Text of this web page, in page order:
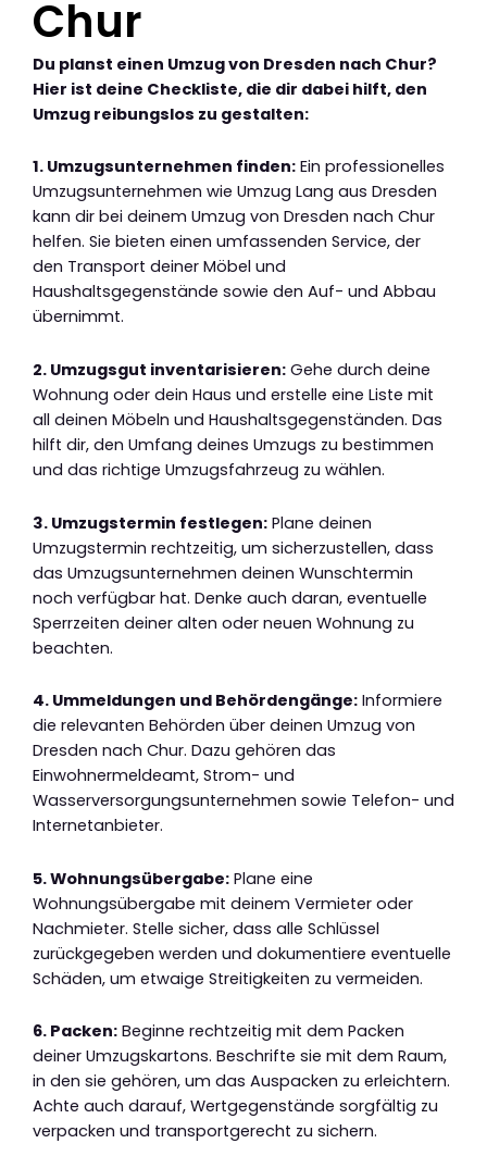
Chur
Du planst einen Umzug von Dresden nach Chur?
Hier ist deine Checkliste, die dir dabei hilft, den
Umzug reibungslos zu gestalten:
1. Umzugsunternehmen finden: Ein professionelles
Umzugsunternehmen wie Umzug Lang aus Dresden
kann dir bei deinem Umzug von Dresden nach Chur
helfen. Sie bieten einen umfassenden Service, der
den Transport deiner Möbel und
Haushaltsgegenstände sowie den Auf- und Abbau
übernimmt.
2. Umzugsgut inventarisieren: Gehe durch deine
Wohnung oder dein Haus und erstelle eine Liste mit
all deinen Möbeln und Haushaltsgegenständen. Das
hilft dir, den Umfang deines Umzugs zu bestimmen
und das richtige Umzugsfahrzeug zu wählen.
3. Umzugstermin festlegen: Plane deinen
Umzugstermin rechtzeitig, um sicherzustellen, dass
das Umzugsunternehmen deinen Wunschtermin
noch verfügbar hat. Denke auch daran, eventuelle
Sperrzeiten deiner alten oder neuen Wohnung zu
beachten.
4. Ummeldungen und Behördengänge: Informiere
die relevanten Behörden über deinen Umzug von
Dresden nach Chur. Dazu gehören das
Einwohnermeldeamt, Strom- und
Wasserversorgungsunternehmen sowie Telefon- und
Internetanbieter.
5. Wohnungsübergabe: Plane eine
Wohnungsübergabe mit deinem Vermieter oder
Nachmieter. Stelle sicher, dass alle Schlüssel
zurückgegeben werden und dokumentiere eventuelle
Schäden, um etwaige Streitigkeiten zu vermeiden.
6. Packen: Beginne rechtzeitig mit dem Packen
deiner Umzugskartons. Beschrifte sie mit dem Raum,
in den sie gehören, um das Auspacken zu erleichtern.
Achte auch darauf, Wertgegenstände sorgfältig zu
verpacken und transportgerecht zu sichern.